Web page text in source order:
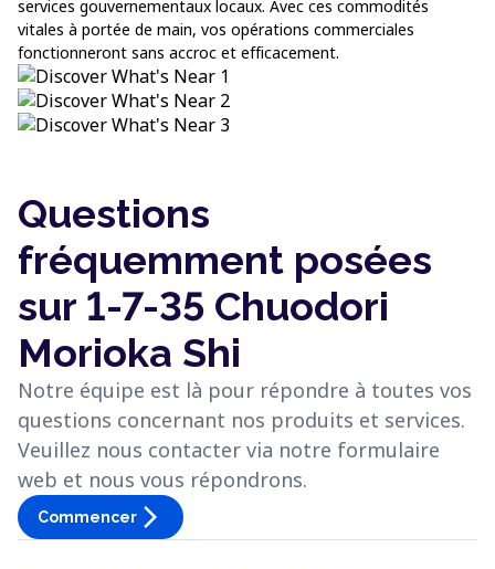
services gouvernementaux locaux. Avec ces commodités
vitales à portée de main, vos opérations commerciales
fonctionneront sans accroc et efficacement.
Questions
fréquemment posées
sur 1-7-35 Chuodori
Morioka Shi
Notre équipe est là pour répondre à toutes vos
questions concernant nos produits et services.
Veuillez nous contacter via notre formulaire
web et nous vous répondrons.
Commencer arrow_forward_ios